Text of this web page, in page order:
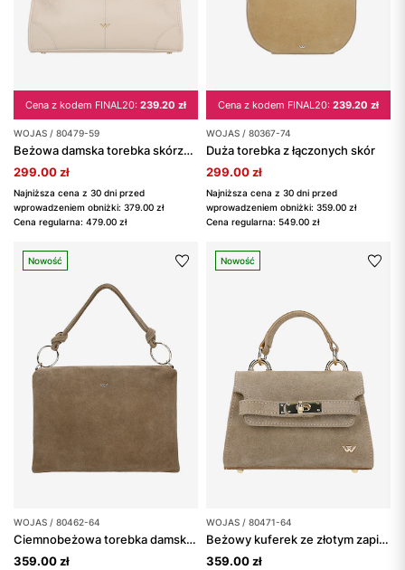
Cena z kodem FINAL20: 239.20 zł
WOJAS / 80479-59
Beżowa damska torebka skórzana
299.00 zł
Najniższa cena z 30 dni przed
wprowadzeniem obniżki: 379.00 zł
Cena regularna: 479.00 zł
Cena z kodem FINAL20: 239.20 zł
WOJAS / 80367-74
Duża torebka z łączonych skór
299.00 zł
Najniższa cena z 30 dni przed
wprowadzeniem obniżki: 359.00 zł
Cena regularna: 549.00 zł
Nowość
WOJAS / 80462-64
Ciemnobeżowa torebka damska z dwoiny
359.00 zł
Nowość
WOJAS / 80471-64
Beżowy kuferek ze złotym zapięciem
359.00 zł